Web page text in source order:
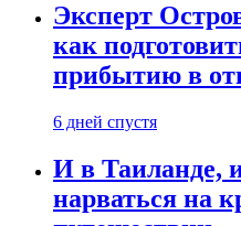
Эксперт
как
прибытию в
6 дней спустя
И в Таиланде,
нарваться на